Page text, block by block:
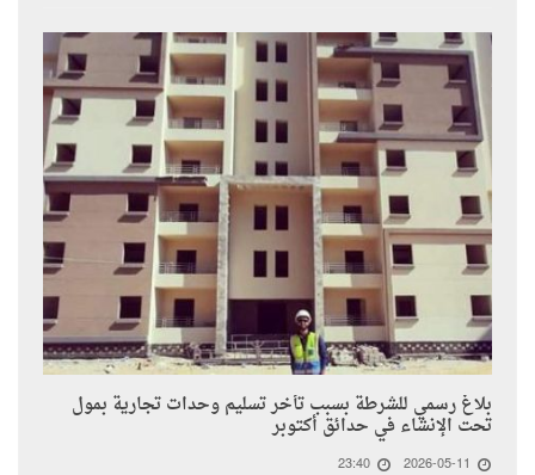
بلاغ رسمي للشرطة بسبب تأخر تسليم وحدات تجارية بمول
تحت الإنشاء في حدائق أكتوبر
2026-05-11
23:40